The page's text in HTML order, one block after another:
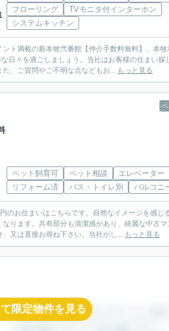
フローリング
TVモニタ付インターホン
システムキッチン
ト満載の新本牧弐番館【仲介手数料無料】。本牧
日々を過ごしましょう。当社はお客様の住まい探
、ご質問やご不明な点などもお... もっと見る
ペット飼育可 ペット相談
エレベーター
リフォーム済
バス・トイレ別 バルコニ
のお住まいはこちらです。自然なイメージを感じ
ります。共有部分も清潔感があり、綺麗な中古マ
又は直接お尋ね下さい。当社がし... もっと見る
限定物件を見る